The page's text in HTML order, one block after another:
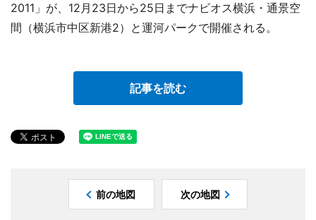
2011」が、12月23日から25日までナビオス横浜・通景空
間（横浜市中区新港2）と運河パークで開催される。
記事を読む
前の地図 次の地図